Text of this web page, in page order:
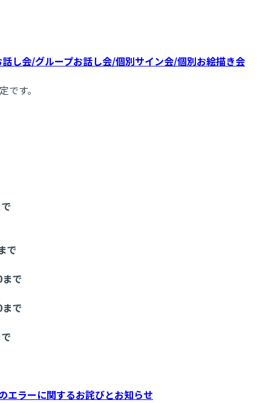
し会/グループお話し会/個別サイン会/個別お絵描き会
す。
で
で
で
エラーに関するお詫びとお知らせ